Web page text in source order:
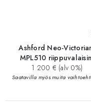
Ashford Neo-
MPL510 riippuvalaisin
1 200 € (alv 0%)
Saatavilla myös muita